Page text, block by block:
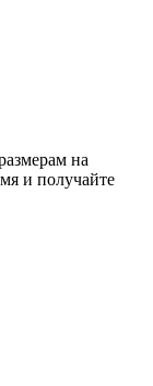
на
и получайте